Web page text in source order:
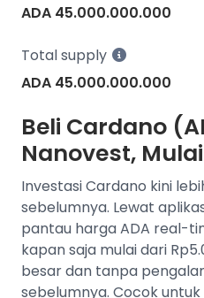
ADA 45.000.000.000
Total supply
ADA 45.000.000.000
Beli Cardano
Nanovest,
Investasi Cardano kini
sebelumnya. Lewat
pantau harga ADA real-
kapan saja mulai dari
besar dan tanpa
sebelumnya. Cocok